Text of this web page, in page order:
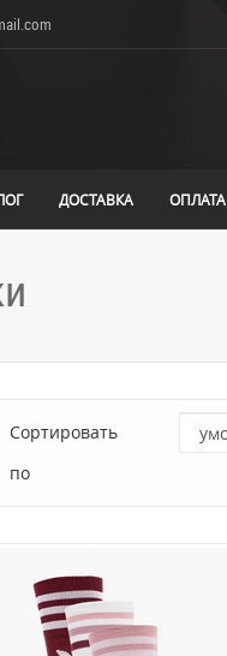
ДОСТАВКА ОПЛАТА
Сортировать
по